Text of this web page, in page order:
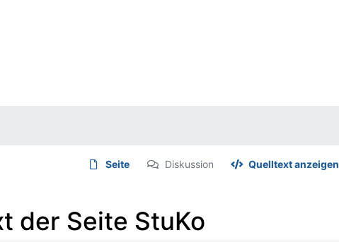
Seite Diskussion Quelltext anzeigen
der Seite StuKo